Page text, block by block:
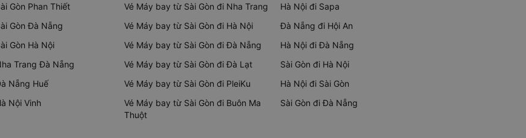
Gòn Phan Thiết
Gòn Đà Nẵng
Gòn Hà Nội
Trang Đà Nẵng
Nẵng Huế
Nội Vinh
Vé Máy bay từ Sài Gòn đi Nha Trang
Vé Máy bay từ Sài Gòn đi Hà Nội
Vé Máy bay từ Sài Gòn đi Đà Nẵng
Vé Máy bay từ Sài Gòn đi Đà Lạt
Vé Máy bay từ Sài Gòn đi PleiKu
Vé Máy bay từ Sài Gòn đi Buôn Ma
Thuột
Hà Nội đi Sapa
Đà Nẵng đi Hội An
Hà Nội đi Đà Nẵng
Sài Gòn đi Hà Nội
Hà Nội đi Sài Gòn
Sài Gòn đi Đà Nẵng